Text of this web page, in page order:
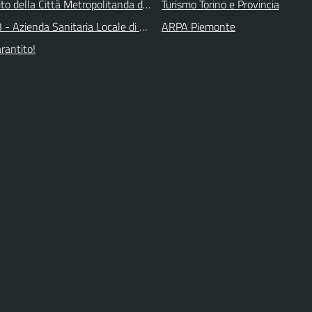
della Città Metropolitanda di Torino
- Azienda Sanitaria Locale di Collegno e Pinerolo
Turismo Torino e Provincia
ARPA Piemonte